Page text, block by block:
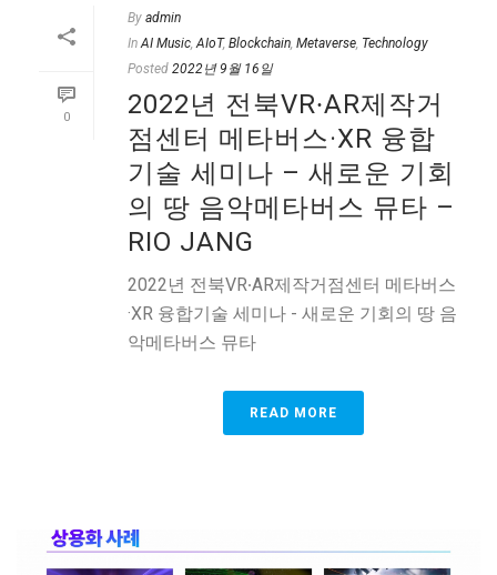
0
By admin
In AI Music AIoT, Blockchain Metaverse Technology
Posted 2022년 9월 16일
2022년 전북VR∙AR제작거
점센터 메타버스·XR 융합
기술 세미나 – 새로운 기회
의 땅 음악메타버스 뮤타 –
RIO JANG
2022년 전북VR∙AR제작거점센터 메타버스
·XR 융합기술 세미나 - 새로운 기회의 땅 음
악메타버스 뮤타
READ MORE